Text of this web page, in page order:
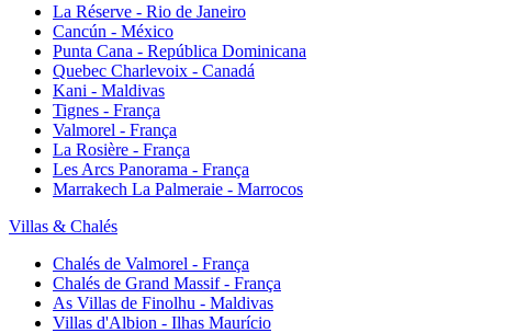
La Réserve - Rio de Janeiro
Cancún - México
Punta Cana - República Dominicana
Quebec Charlevoix - Canadá
Kani - Maldivas
Tignes - França
Valmorel - França
La Rosière - França
Les Arcs Panorama - França
Marrakech La Palmeraie - Marrocos
Villas & Chalés
Chalés de Valmorel - França
Chalés de Grand Massif - França
As Villas de Finolhu - Maldivas
Villas d'Albion - Ilhas Maurício